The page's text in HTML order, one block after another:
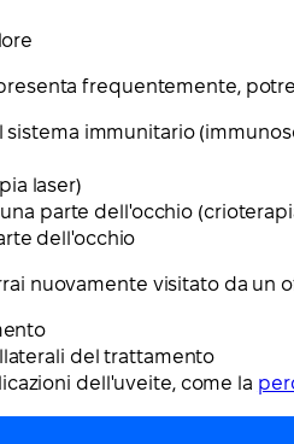
frequentemente,
immunitario
laser)
parte dell'occhio
dell'occhio
nuovamente visitato da un
del trattamento
dell'uveite, come la